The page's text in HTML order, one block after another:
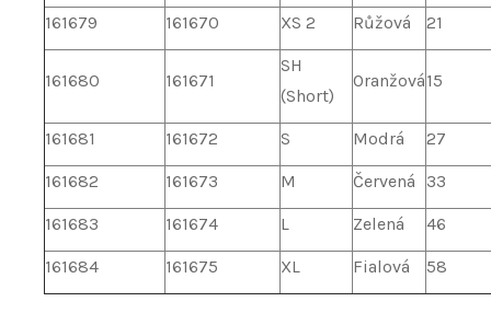
161679 161670 XS 2 Růžová 21
161680 161671
SH
(Short)
Oranžová15
161681 161672 S Modrá 27
161682 161673 M Červená 33
161683 161674 L Zelená 46
161684 161675 XL Fialová 58